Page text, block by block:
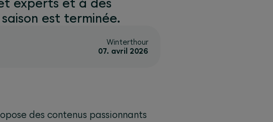
experts et à des
est terminée.
Winterthour
07. avril 2026
des contenus passionnants